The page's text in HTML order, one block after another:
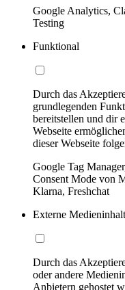
Google Analytics,
Testing
Funktional
Durch das
grundlegenden
bereitstellen und dir
Webseite
dieser Webseite
Google Tag
Consent Mode von
Klarna, Freshchat
Externe
Durch das
oder andere
Anbietern gehostet